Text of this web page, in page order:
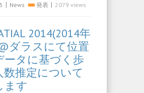
| News 発表 | 2079 views
2014(2014年
ダラスにて位置
ータに基づく歩
数推定について
ます